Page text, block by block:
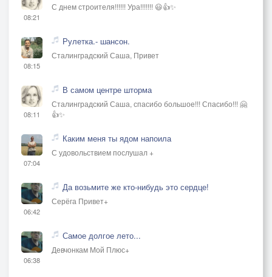
08:21
С днем строителя!!!!!! Ура!!!!!!! 😃👍✨
08:15
Рулетка.- шансон.
Сталинградский Саша, Привет
08:11
В самом центре шторма
Сталинградский Саша, спасибо большое!!! Спасибо!!! 🤗
👍✨
07:04
Каким меня ты ядом напоила
С удовольствием послушал +
06:42
Да возьмите же кто-нибудь это сердце!
Серёга Привет+
06:38
Самое долгое лето...
Девчонкам Мой Плюс+